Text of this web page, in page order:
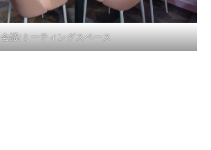
会議/ミーティングスペース